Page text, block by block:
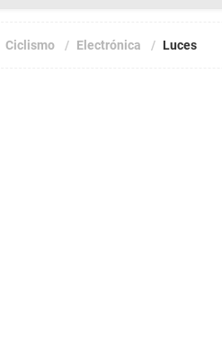
Ciclismo Electrónica Luces